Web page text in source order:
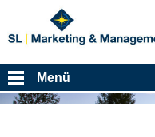
Menü